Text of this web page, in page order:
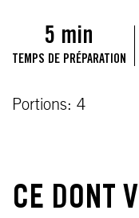
5 min
TEMPS DE PRÉPARATION
Portions: 4
CE DONT